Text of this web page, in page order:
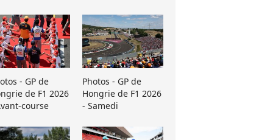
- GP de
de F1 2026
course
Photos - GP de
Hongrie de F1 2026
- Samedi